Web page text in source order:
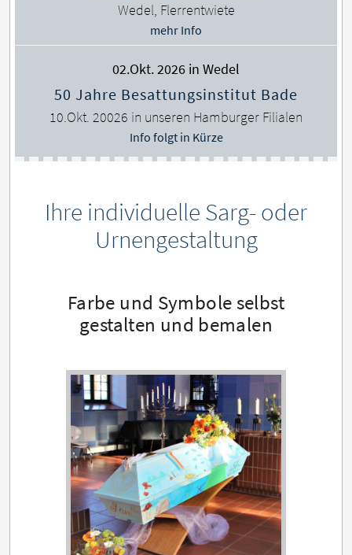
Wedel, Flerrentwiete
mehr Info
02.Okt. 2026 in Wedel
50 Jahre Besattungsinstitut Bade
10.Okt. 20026 in unseren Hamburger Filialen
Info folgt in Kürze
Ihre individuelle Sarg- oder
Urnengestaltung
Farbe und Symbole selbst
gestalten und bemalen